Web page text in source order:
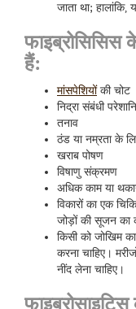
जाता था; हालांकि,
फाइब्रोसिसिस
हैं:
मांसपेशियोंकी चोट
निद्रा संबंधी
तनाव
ठंड या नम्रता के
खराब पोषण
विषाणु संक्रमण
अधिक काम या
विकारों का एक
जोड़ों की सूजन का
किसी को जोखिम
करना चाहिए।
नींद लेना चाहिए।
फाइब्रोसाइटिस